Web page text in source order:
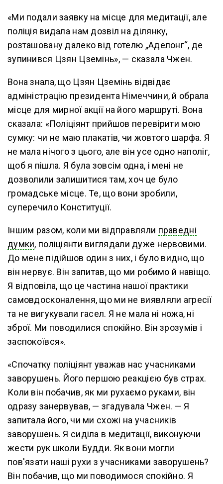
«Ми подали заявку на місце для медитації, але
поліція видала нам дозвіл на ділянку,
розташовану далеко від готелю „Аделонг“, де
зупинився Цзян Цземінь», — сказала Чжен.
Вона знала, що Цзян Цземінь відвідає
адміністрацію президента Німеччини, й обрала
місце для мирної акції на його маршруті. Вона
сказала: «Поліціянт прийшов перевірити мою
сумку: чи не маю плакатів, чи жовтого шарфа. Я
не мала нічого з цього, але він усе одно наполіг,
щоб я пішла. Я була зовсім одна, і мені не
дозволили залишитися там, хоч це було
громадське місце. Те, що вони зробили,
суперечило Конституції.
Іншим разом, коли ми відправляли праведні
думки, поліціянти виглядали дуже нервовими.
До мене підійшов один з них, і було видно, що
він нервує. Він запитав, що ми робимо й навіщо.
Я відповіла, що це частина нашої практики
самовдосконалення, що ми не виявляли агресії
та не вигукували гасел. Я не мала ні ножа, ні
зброї. Ми поводилися спокійно. Він зрозумів і
заспокоївся».
«Спочатку поліціянт уважав нас учасниками
заворушень. Його першою реакцією був страх.
Коли він побачив, як ми рухаємо руками, він
одразу занервував, — згадувала Чжен. — Я
запитала його, чи ми схожі на учасників
заворушень. Я сиділа в медитації, виконуючи
жести рук школи Будди. Як вони могли
пов'язати наші рухи з учасниками заворушень?
Він побачив, що ми поводимося спокійно. Я